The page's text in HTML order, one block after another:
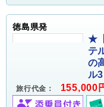
徳島県発
★
テ
の
ル
旅行代金： 155,000